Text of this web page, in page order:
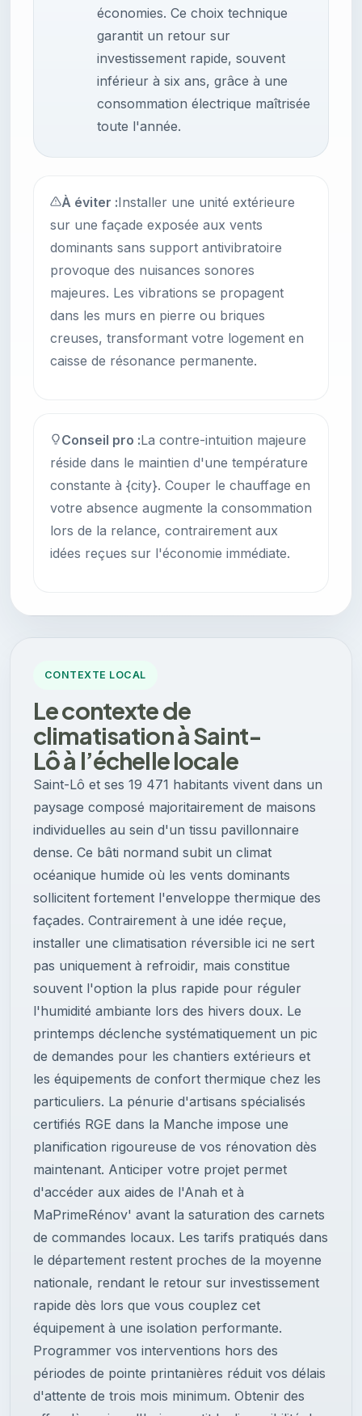
économies. Ce choix technique
garantit un retour sur
investissement rapide, souvent
inférieur à six ans, grâce à une
consommation électrique maîtrisée
toute l'année.
À éviter :Installer une unité extérieure
sur une façade exposée aux vents
dominants sans support antivibratoire
provoque des nuisances sonores
majeures. Les vibrations se propagent
dans les murs en pierre ou briques
creuses, transformant votre logement en
caisse de résonance permanente.
Conseil pro :La contre-intuition majeure
réside dans le maintien d'une température
constante à {city}. Couper le chauffage en
votre absence augmente la consommation
lors de la relance, contrairement aux
idées reçues sur l'économie immédiate.
CONTEXTE LOCAL
Le contexte de
climatisation à Saint-
Lô à l’échelle locale
Saint-Lô et ses 19 471 habitants vivent dans un
paysage composé majoritairement de maisons
individuelles au sein d'un tissu pavillonnaire
dense. Ce bâti normand subit un climat
océanique humide où les vents dominants
sollicitent fortement l'enveloppe thermique des
façades. Contrairement à une idée reçue,
installer une climatisation réversible ici ne sert
pas uniquement à refroidir, mais constitue
souvent l'option la plus rapide pour réguler
l'humidité ambiante lors des hivers doux. Le
printemps déclenche systématiquement un pic
de demandes pour les chantiers extérieurs et
les équipements de confort thermique chez les
particuliers. La pénurie d'artisans spécialisés
certifiés RGE dans la Manche impose une
planification rigoureuse de vos rénovation dès
maintenant. Anticiper votre projet permet
d'accéder aux aides de l'Anah et à
MaPrimeRénov' avant la saturation des carnets
de commandes locaux. Les tarifs pratiqués dans
le département restent proches de la moyenne
nationale, rendant le retour sur investissement
rapide dès lors que vous couplez cet
équipement à une isolation performante.
Programmer vos interventions hors des
périodes de pointe printanières réduit vos délais
d'attente de trois mois minimum. Obtenir des